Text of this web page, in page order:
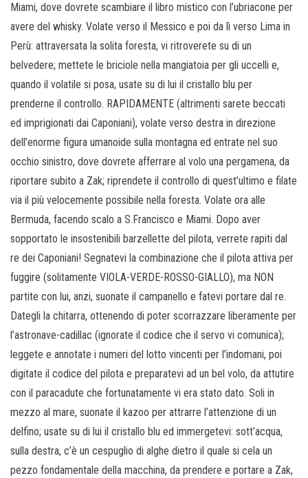
Miami, dove dovrete scambiare il libro mistico con l’ubriacone per
avere del whisky. Volate verso il Messico e poi da lì verso Lima in
Perù: attraversata la solita foresta, vi ritroverete su di un
belvedere; mettete le briciole nella mangiatoia per gli uccelli e,
quando il volatile si posa, usate su di lui il cristallo blu per
prenderne il controllo. RAPIDAMENTE (altrimenti sarete beccati
ed imprigionati dai Caponiani), volate verso destra in direzione
dell’enorme figura umanoide sulla montagna ed entrate nel suo
occhio sinistro, dove dovrete afferrare al volo una pergamena, da
riportare subito a Zak; riprendete il controllo di quest’ultimo e filate
via il più velocemente possibile nella foresta. Volate ora alle
Bermuda, facendo scalo a S.Francisco e Miami. Dopo aver
sopportato le insostenibili barzellette del pilota, verrete rapiti dal
re dei Caponiani! Segnatevi la combinazione che il pilota attiva per
fuggire (solitamente VIOLA-VERDE-ROSSO-GIALLO), ma NON
partite con lui, anzi, suonate il campanello e fatevi portare dal re.
Dategli la chitarra, ottenendo di poter scorrazzare liberamente per
l’astronave-cadillac (ignorate il codice che il servo vi comunica);
leggete e annotate i numeri del lotto vincenti per l’indomani, poi
digitate il codice del pilota e preparatevi ad un bel volo, da attutire
con il paracadute che fortunatamente vi era stato dato. Soli in
mezzo al mare, suonate il kazoo per attrarre l’attenzione di un
delfino; usate su di lui il cristallo blu ed immergetevi: sott’acqua,
sulla destra, c’è un cespuglio di alghe dietro il quale si cela un
pezzo fondamentale della macchina, da prendere e portare a Zak,